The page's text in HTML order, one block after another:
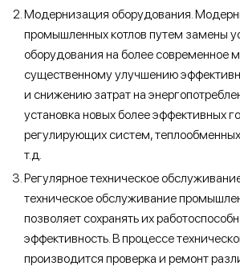
Модернизация оборудования.
промышленных котлов путем замены
оборудования на более современное
существенному улучшению
и снижению затрат на
установка новых более эффективных
регулирующих систем,
т.д.
Регулярное техническое
техническое обслуживание
позволяет сохранять их
эффективность. В процессе
производится проверка и ремонт